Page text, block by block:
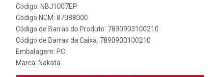
Código: NBJ1007EP
Código NCM: 87088000
Código de Barras do Produto: 7890903100210
Código de Barras da Caixa: 7890903100210
Embalagem: PC
Marca: Nakata